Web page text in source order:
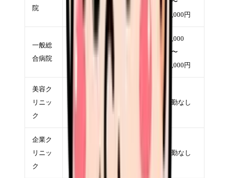
院
2,200円
20,000円
一般総
合病院
420万円〜
10,000
円〜
18,000円
美容ク
リニッ
ク
夜勤なし
企業ク
リニッ
ク
夜勤なし